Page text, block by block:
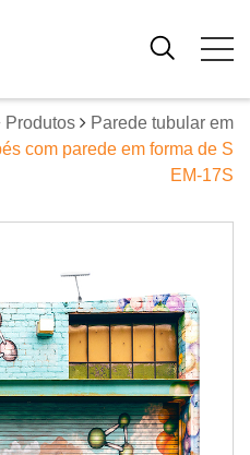
Produtos
Parede tubular em
com parede em forma de S
EM-17S